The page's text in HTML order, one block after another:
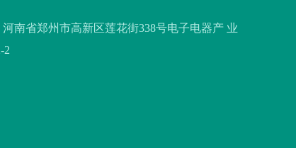
南省郑州市高新区莲花街338号电子电器产 业
2